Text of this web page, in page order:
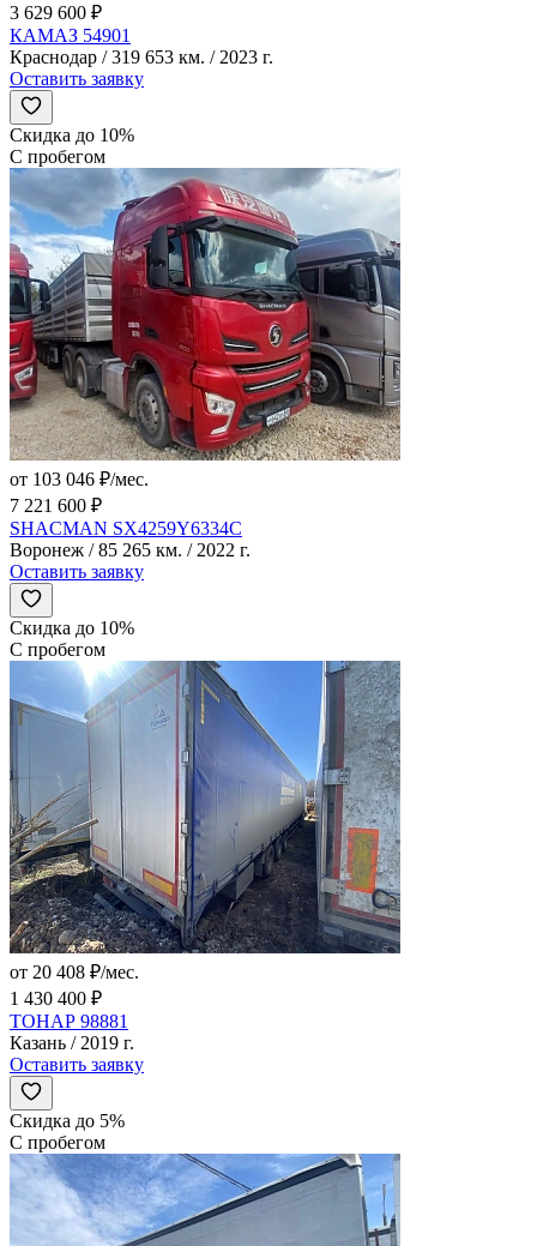
3 629 600 ₽
КАМАЗ 54901
Краснодар / 319 653 км. / 2023 г.
Оставить заявку
Скидка до 10%
С пробегом
от 103 046 ₽/мес.
7 221 600 ₽
SHACMAN SX4259Y6334C
Воронеж / 85 265 км. / 2022 г.
Оставить заявку
Скидка до 10%
С пробегом
от 20 408 ₽/мес.
1 430 400 ₽
ТОНАР 98881
Казань / 2019 г.
Оставить заявку
Скидка до 5%
С пробегом